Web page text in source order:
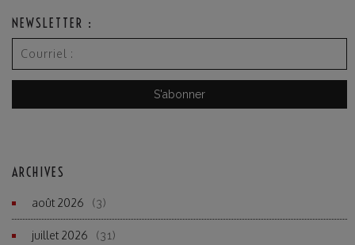
NEWSLETTER :
ARCHIVES
août 2026 (3)
juillet 2026 (31)